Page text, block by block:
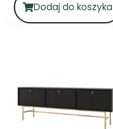
Dodaj do koszyka